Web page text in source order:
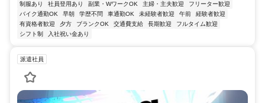
制服あり 社員登用あり 副業・WワークOK 主婦・主夫歓迎
フリーター歓迎
バイク通勤OK
早朝 学歴不問 車通勤OK 未経験者歓迎 午前
経験者歓迎
有資格者歓迎
夕方 ブランクOK 交通費支給 長期歓迎
フルタイム歓迎
シフト制
入社祝い金あり
派遣社員